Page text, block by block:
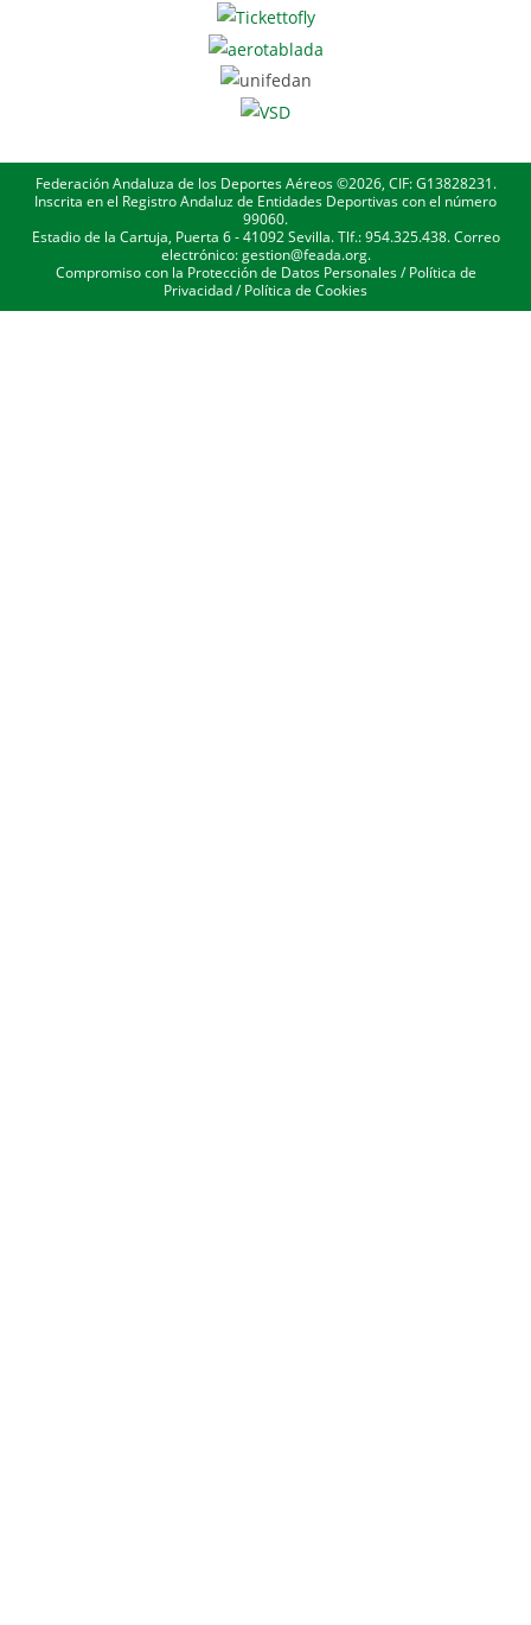
Federación Andaluza de los Deportes Aéreos ©2026, CIF: G13828231.
Inscrita en el Registro Andaluz de Entidades Deportivas con el número
99060.
Estadio de la Cartuja, Puerta 6 - 41092 Sevilla. Tlf.: 954.325.438. Correo
electrónico: gestion@feada.org.
Compromiso con la Protección de Datos Personales/Política de
Privacidad/Política de Cookies